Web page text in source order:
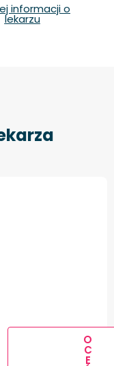
informacji o
lekarzu
O
C
E